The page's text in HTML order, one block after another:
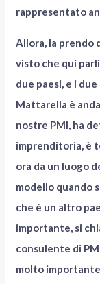
rappresentato
Allora, la prendo
visto che qui
due paesi, e i
Mattarella è
nostre PMI, ha
imprenditoria, è
ora da un luogo
modello quando
che è un altro
importante, si
consulente di
molto